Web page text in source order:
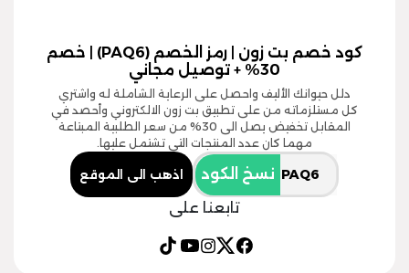
كود خصم بت زون | رمز الخصم (PAQ6) | خصم
30% + توصيل مجاني
دلل حيوانك الأليف واحصل على الرعاية الشاملة له واشتري
كل مستلزماته من على تطبيق بت زون الالكتروني وأحصد في
المقابل تخفيض يصل الى 30% من سعر الطلبية المبتاعة
مهما كان عدد المنتجات التي تشتمل عليها.
نسخ الكود اذهب الى الموقع
تابعنا على